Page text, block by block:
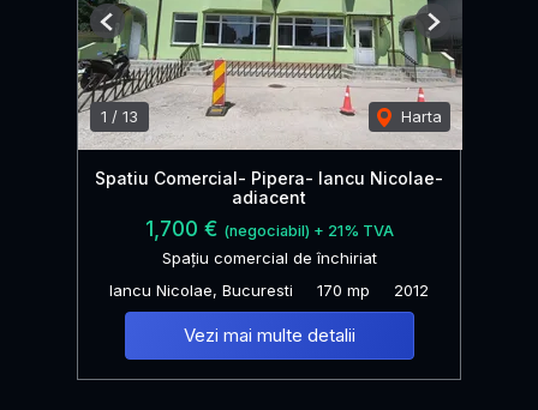
1 / 13 Harta
Previous Next
Spatiu Comercial- Pipera- Iancu Nicolae-
adiacent
1,700 € (negociabil) + 21% TVA
Spațiu comercial de închiriat
Iancu Nicolae, Bucuresti
170 mp 2012
Vezi mai multe detalii